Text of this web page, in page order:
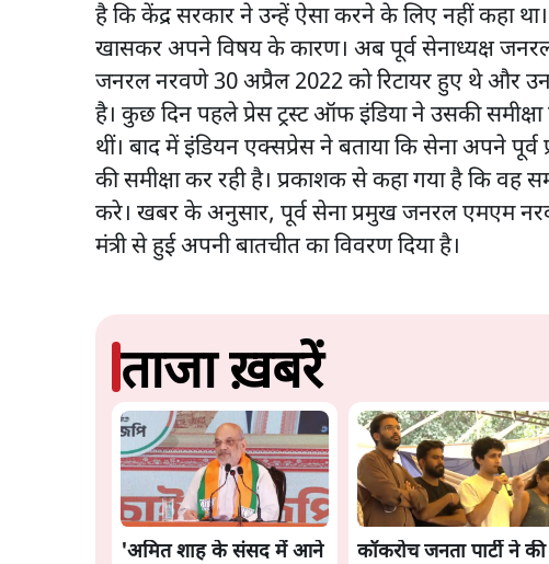
है कि केंद्र सरकार ने उन्हें ऐसा करने के लिए नहीं कहा
खासकर अपने विषय के कारण। अब पूर्व सेनाध्यक्ष
जनरल नरवणे 30 अप्रैल 2022 को रिटायर हुए थे और
है। कुछ दिन पहले प्रेस ट्रस्ट ऑफ इंडिया ने उसकी
थीं। बाद में इंडियन एक्सप्रेस ने बताया कि सेना अपने
की समीक्षा कर रही है। प्रकाशक से कहा गया है कि वह
करे। खबर के अनुसार, पूर्व सेना प्रमुख जनरल एमएम
मंत्री से हुई अपनी बातचीत का विवरण दिया है।
ताजा ख़बरें
'अमित शाह के संसद में आने कॉकरोच जनता पार्टी ने की